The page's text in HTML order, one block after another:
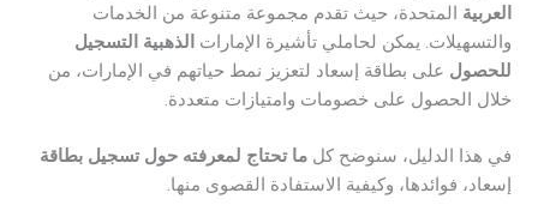
العربية المتحدة، حيث تقدم مجموعة متنوعة من الخدمات
والتسهيلات. يمكن لحاملي تأشيرة الإمارات الذهبية التسجيل
للحصول على بطاقة إسعاد لتعزيز نمط حياتهم في الإمارات، من
خلال الحصول على خصومات وامتيازات متعددة.
في هذا الدليل، سنوضح كل ما تحتاج لمعرفته حول تسجيل بطاقة
إسعاد، فوائدها، وكيفية الاستفادة القصوى منها.